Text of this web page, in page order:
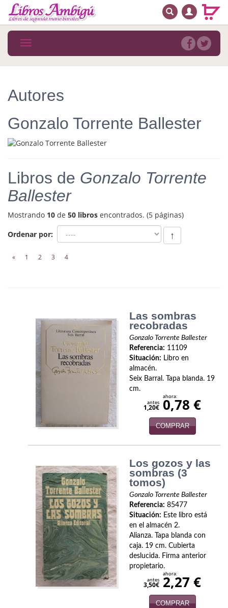
MENÚ PRINCIPAL
Novedades
MATERIAS
Arte
Astrología. Ocultismo
Cuentos y relatos
Derecho
Divulgación científica
Economía
Enciclopedias
Ensayo literario
Física y Química
BUSCAR
Toggle
navigation
Autores
Gonzalo Torrente Ballester
Libros de Gonzalo Torrente
Ballester
Mostrando 10 de 50 libros encontrados. (5 páginas)
Ordenar por:
↑
« 1 2 3 4
Las sombras
recobradas
Gonzalo Torrente Ballester
Referencia: 11109
Situación: Libro en
almacén.
Seix Barral. Tapa blanda. 19
cm.
antes
1,20€
ahora:
0,78 €
COMPRAR
Los gozos y las
sombras (3
tomos)
Gonzalo Torrente Ballester
Referencia: 85477
Situación: Este libro está
en el almacén 2.
Alianza. Tapa blanda con
caja. 19 cm. Cubierta
deslucida. Firma anterior
propietario.
antes
3,50€
ahora:
2,27 €
COMPRAR